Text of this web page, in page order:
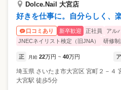
Dolce.Nail 大宮店
好きを仕事に。自分らしく、
口コミあり 新卒歓迎 正社員 アル
JNECネイリスト検定（旧JNA）
研修制
正 月給 22万円 ~ 40万円 ア
埼玉県 さいたま市大宮区 宮町２－４
大宮駅 徒歩5分